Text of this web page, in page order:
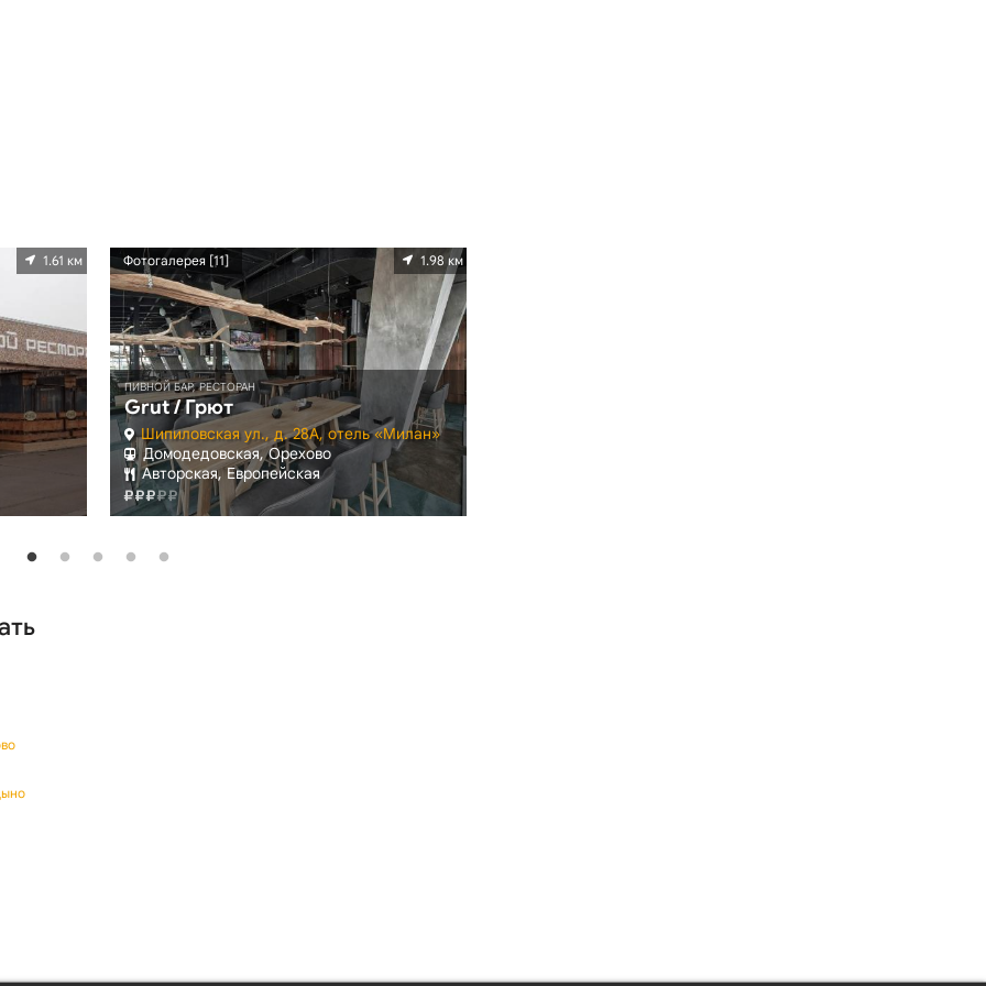
1.61 км Фотогалерея [11] 1.98 км
ПИВНОЙ БАР, РЕСТОРАН
Grut / Грют
Шипиловская ул., д. 28А, отель «Милан»
Домодедовская, Орехово
Авторская, Европейская